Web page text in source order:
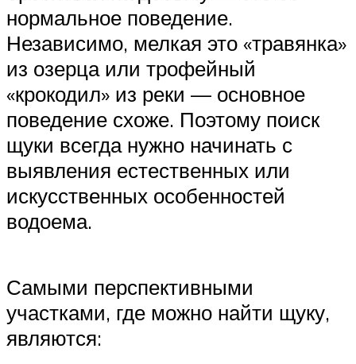
нормальное поведение.
Независимо, мелкая это «травянка»
из озерца или трофейный
«крокодил» из реки — основное
поведение схоже. Поэтому поиск
щуки всегда нужно начинать с
выявления естественных или
искусственных особенностей
водоема.
Самыми перспективными
участками, где можно найти щуку,
являются: